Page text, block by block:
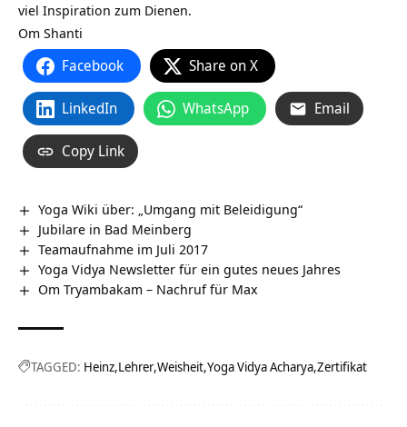
viel Inspiration zum Dienen.
Om Shanti
Facebook Share on X
LinkedIn WhatsApp Email
Copy Link
Yoga Wiki über: „Umgang mit Beleidigung“
Jubilare in Bad Meinberg
Teamaufnahme im Juli 2017
Yoga Vidya Newsletter für ein gutes neues Jahres
Om Tryambakam – Nachruf für Max
TAGGED: Heinz Lehrer Weisheit Yoga Vidya Acharya Zertifikat